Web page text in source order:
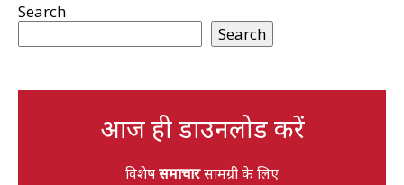
Search
Search
आज ही डाउनलोड करें
विशेषसमाचारसामग्री के लिए